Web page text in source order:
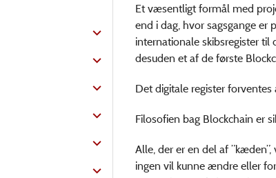
Et væsentligt formål med
end i dag, hvor sagsgange er
internationale skibsregister til
desuden et af de første
Det digitale register
Filosofien bag Blockchain er
Alle, der er en del af
ingen vil kunne ændre eller